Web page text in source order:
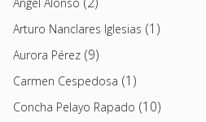
Arturo Nanclares Iglesias (1)
Aurora Pérez (9)
Carmen Cespedosa (1)
Concha Pelayo Rapado (10)